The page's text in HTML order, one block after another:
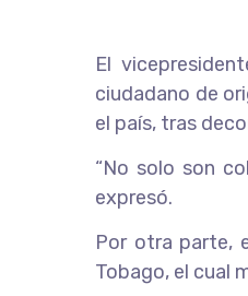
El
ciudadano de
el país, tras
“No solo son
expresó.
Por otra parte,
Tobago, el cual